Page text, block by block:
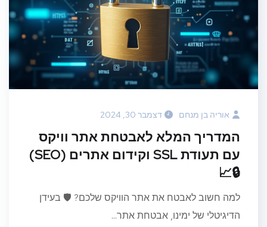
אוריה בן מנחם דצמבר 30, 2024
המדריך המלא לאבטחת אתר וויקס
עם תעודת SSL וקידום אתרים (SEO)
🔒📈
למה חשוב לאבטח את אתר הוויקס שלכם? 🛡️ בעידן
הדיגיטלי של ימינו, אבטחת אתר...